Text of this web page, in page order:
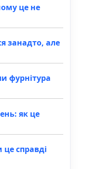
це не
занадто, але
фурнітура
як це
справді